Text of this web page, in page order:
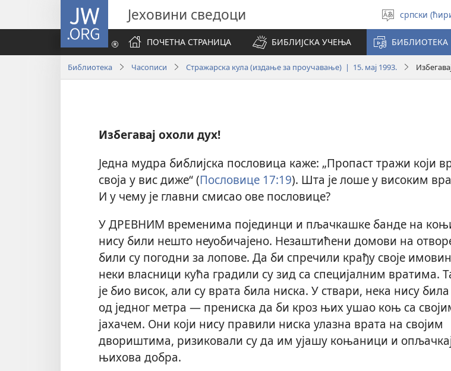
JW.ORG Јеховини сведоци
језик
српски
ПОЧЕТНА СТРАНИЦА
БИБЛИЈСКА УЧЕЊА БИБЛИОТЕКА
Библиотека Часописи Стражарска кула (издање за проучавање) | 15. мај 1993.
Избегавај охоли дух!
Једна мудра библијска пословица каже: „Пропаст тражи који
своја у вис диже“ (Пословице 17:19). Шта је лоше у високим
И у чему је главни смисао ове пословице?
У ДРЕВНИМ временима појединци и пљачкашке банде на
нису били нешто неуобичајено. Незаштићени домови на
били су погодни за лопове. Да би спречили крађу своје
неки власници кућа градили су зид са специјалним вратима.
је био висок, али су врата била ниска. У ствари, нека нису
од једног метра — прениска да би кроз њих ушао коњ са
јахачем. Они који нису правили ниска улазна врата на својим
двориштима, ризиковали су да им ујашу коњаници и
њихова добра.